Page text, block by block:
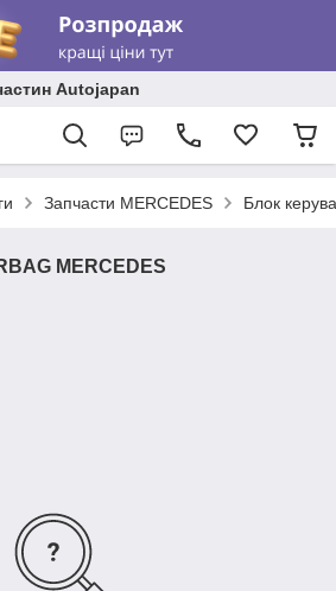
Autojapan
Запчасти MERCEDES Блок
MERCEDES